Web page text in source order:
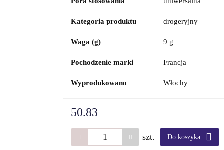
Kategoria produktu drogeryjny
Waga (g) 9 g
Pochodzenie marki Francja
Wyprodukowano Włochy
50.83
szt. Do koszyka